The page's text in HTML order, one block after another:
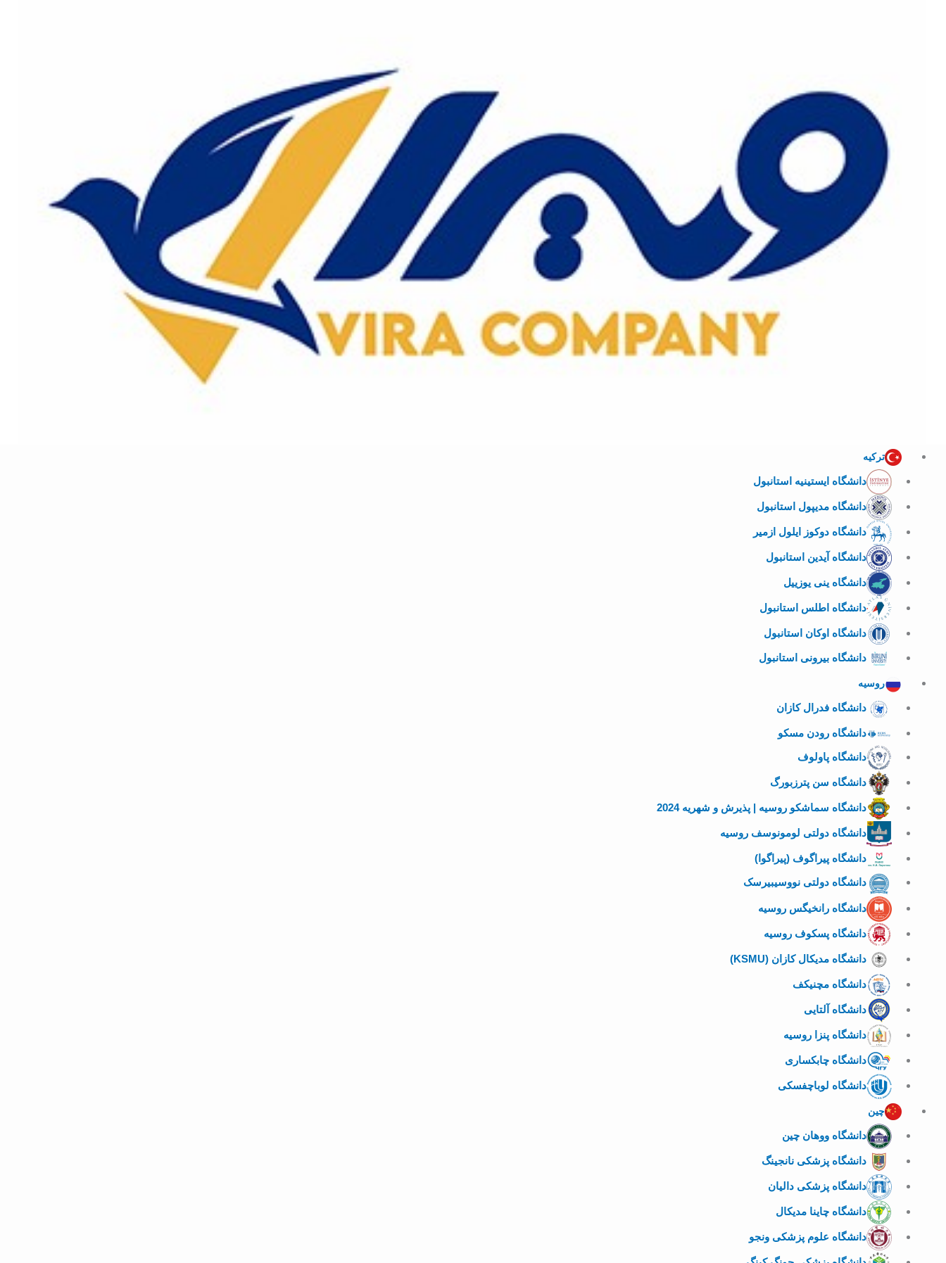
ترکیه
دانشگاه ایستینیه استانبول
دانشگاه مدیپول استانبول
دانشگاه دوکوز ایلول ازمیر
دانشگاه آیدین استانبول
دانشگاه ینی یوزییل
دانشگاه اطلس استانبول
دانشگاه اوکان استانبول
دانشگاه بیرونی استانبول
روسیه
دانشگاه فدرال کازان
دانشگاه رودن مسکو
دانشگاه پاولوف
دانشگاه سن پترزبورگ
دانشگاه سماشکو روسیه | پذیرش و شهریه 2024
دانشگاه دولتی لومونوسف روسیه
دانشگاه پیراگوف (پیراگوا)
دانشگاه دولتی نووسیبیرسک
دانشگاه رانخیگس روسیه
دانشگاه پسکوف روسیه
دانشگاه مدیکال کازان (KSMU)
دانشگاه مچنیکف
دانشگاه آلتایی
دانشگاه پنزا روسیه
دانشگاه چابکساری
دانشگاه لوباچفسکی
چین
دانشگاه ووهان چین
دانشگاه پزشکی نانجینگ
دانشگاه پزشکی دالیان
دانشگاه چاینا مدیکال
دانشگاه علوم پزشکی ونجو